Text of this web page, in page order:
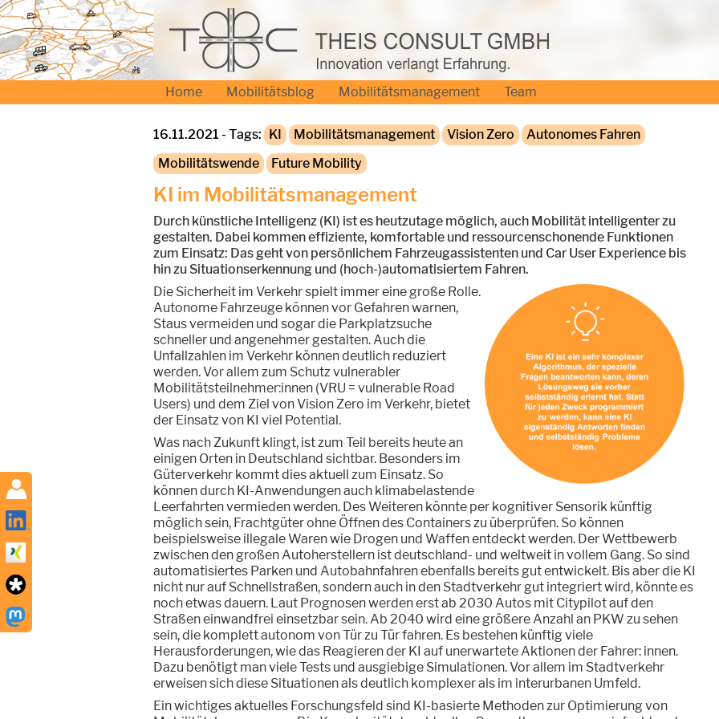
Home Mobilitätsblog Mobilitätsmanagement Team
16.11.2021 - Tags: KI Mobilitätsmanagement Vision Zero
Autonomes Fahren
Mobilitätswende
Future Mobility
KI im Mobilitätsmanagement
Durch künstliche Intelligenz (KI) ist es heutzutage möglich, auch Mobilität intelligenter zu
gestalten. Dabei kommen effiziente, komfortable und ressourcenschonende Funktionen
zum Einsatz: Das geht von persönlichem Fahrzeugassistenten und Car User Experience bis
hin zu Situationserkennung und (hoch-)automatisiertem Fahren.
Die Sicherheit im Verkehr spielt immer eine große Rolle.
Autonome Fahrzeuge können vor Gefahren warnen,
Staus vermeiden und sogar die Parkplatzsuche
schneller und angenehmer gestalten. Auch die
Unfallzahlen im Verkehr können deutlich reduziert
werden. Vor allem zum Schutz vulnerabler
Mobilitätsteilnehmer:innen (VRU = vulnerable Road
Users) und dem Ziel von Vision Zero im Verkehr, bietet
der Einsatz von KI viel Potential.
Was nach Zukunft klingt, ist zum Teil bereits heute an
einigen Orten in Deutschland sichtbar. Besonders im
Güterverkehr kommt dies aktuell zum Einsatz. So
können durch KI-Anwendungen auch klimabelastende
Leerfahrten vermieden werden. Des Weiteren könnte per kognitiver Sensorik künftig
möglich sein, Frachtgüter ohne Öffnen des Containers zu überprüfen. So können
beispielsweise illegale Waren wie Drogen und Waffen entdeckt werden. Der Wettbewerb
zwischen den großen Autoherstellern ist deutschland- und weltweit in vollem Gang. So sind
automatisiertes Parken und Autobahnfahren ebenfalls bereits gut entwickelt. Bis aber die KI
nicht nur auf Schnellstraßen, sondern auch in den Stadtverkehr gut integriert wird, könnte es
noch etwas dauern. Laut Prognosen werden erst ab 2030 Autos mit Citypilot auf den
Straßen einwandfrei einsetzbar sein. Ab 2040 wird eine größere Anzahl an PKW zu sehen
sein, die komplett autonom von Tür zu Tür fahren. Es bestehen künftig viele
Herausforderungen, wie das Reagieren der KI auf unerwartete Aktionen der Fahrer: innen.
Dazu benötigt man viele Tests und ausgiebige Simulationen. Vor allem im Stadtverkehr
erweisen sich diese Situationen als deutlich komplexer als im interurbanen Umfeld.
Ein wichtiges aktuelles Forschungsfeld sind KI-basierte Methoden zur Optimierung von